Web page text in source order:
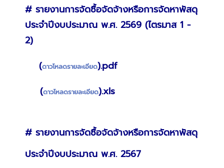
# รายงานการจัดซื้อจัดจ้างหรือการจัดหาพัสดุ
ประจำปีงบประมาณ พ.ศ. 2569 (ไตรมาส 1 -
2)
(ดาวโหลดรายละเอียด).pdf
(ดาวโหลดรายละเอียด).xls
# รายงานการจัดซื้อจัดจ้างหรือการจัดหาพัสดุ
ประจำปีงบประมาณ พ.ศ. 2567